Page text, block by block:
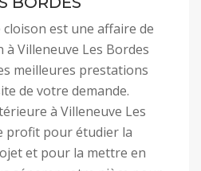
cloison est une affaire de
Villeneuve Les Bordes
meilleures prestations
de votre demande.
à Villeneuve Les
profit pour étudier la
et pour la mettre en